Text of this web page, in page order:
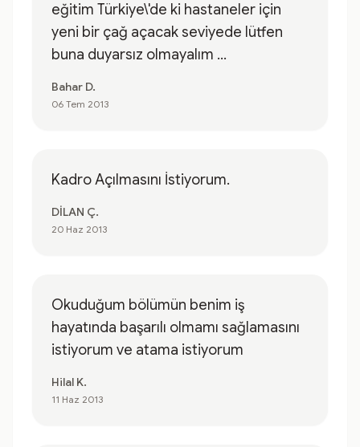
eğitim Türkiye\'de ki hastaneler için
yeni bir çağ açacak seviyede lütfen
buna duyarsız olmayalım ...
Bahar D.
06 Tem 2013
Kadro Açılmasını İstiyorum.
DİLAN Ç.
20 Haz 2013
Okuduğum bölümün benim iş
hayatında başarılı olmamı sağlamasını
istiyorum ve atama istiyorum
Hilal K.
11 Haz 2013